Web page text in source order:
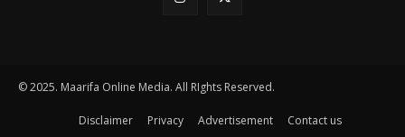
© 2025. Maarifa Online Media. All RIghts Reserved.
Disclaimer Privacy Advertisement Contact us